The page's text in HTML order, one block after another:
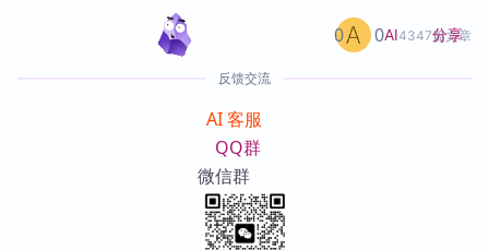
AI4347篇文章
0 0 分享
反馈交流
AI 客服
QQ群
微信群